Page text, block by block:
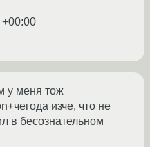
у меня тож
изче, что не
в бесознательном